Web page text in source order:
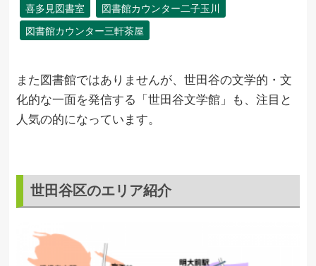
喜多見図書室
図書館カウンター二子玉川
図書館カウンター三軒茶屋
また図書館ではありませんが、世田谷の文学的・文
化的な一面を発信する「世田谷文学館」も、注目と
人気の的になっています。
世田谷区のエリア紹介